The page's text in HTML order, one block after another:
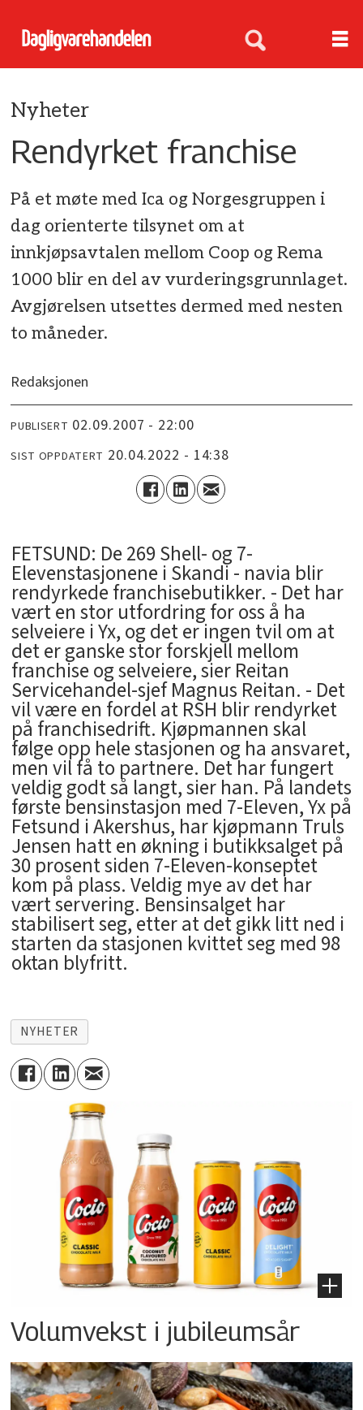
Nyheter
Rendyrket franchise
På et møte med Ica og Norgesgruppen i
dag orienterte tilsynet om at
innkjøpsavtalen mellom Coop og Rema
1000 blir en del av vurderingsgrunnlaget.
Avgjørelsen utsettes dermed med nesten
to måneder.
Redaksjonen
PUBLISERT 02.09.2007 - 22:00
SIST OPPDATERT 20.04.2022 - 14:38
FETSUND: De 269 Shell- og 7-
Elevenstasjonene i Skandi - navia blir
rendyrkede franchisebutikker. - Det har
vært en stor utfordring for oss å ha
selveiere i Yx, og det er ingen tvil om at
det er ganske stor forskjell mellom
franchise og selveiere, sier Reitan
Servicehandel-sjef Magnus Reitan. - Det
vil være en fordel at RSH blir rendyrket
på franchisedrift. Kjøpmannen skal
følge opp hele stasjonen og ha ansvaret,
men vil få to partnere. Det har fungert
veldig godt så langt, sier han. På landets
første bensinstasjon med 7-Eleven, Yx på
Fetsund i Akershus, har kjøpmann Truls
Jensen hatt en økning i butikksalget på
30 prosent siden 7-Eleven-konseptet
kom på plass. Veldig mye av det har
vært servering. Bensinsalget har
stabilisert seg, etter at det gikk litt ned i
starten da stasjonen kvittet seg med 98
oktan blyfritt.
NYHETER
Volumvekst i jubileumsår